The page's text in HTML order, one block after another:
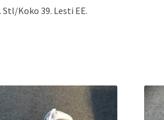
Stl/Koko 39. Lesti EE.